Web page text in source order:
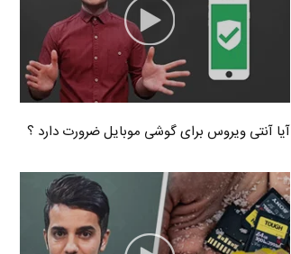
آیا آنتی ویروس برای گوشی موبایل ضرورت دارد ؟